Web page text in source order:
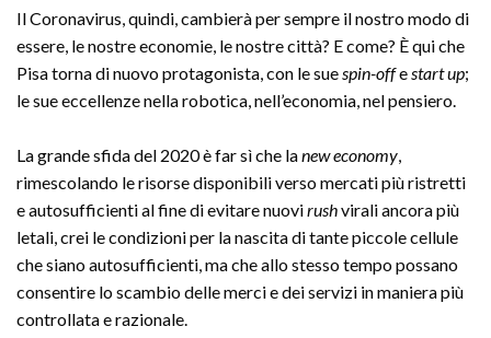
Il Coronavirus, quindi, cambierà per sempre il nostro modo di
essere, le nostre economie, le nostre città? E come? È qui che
Pisa torna di nuovo protagonista, con le suespin-offestart up;
le sue eccellenze nella robotica, nell’economia, nel pensiero.
La grande sfida del 2020 è far sì che lanew economy,
rimescolando le risorse disponibili verso mercati più ristretti
e autosufficienti al fine di evitare nuovirushvirali ancora più
letali, crei le condizioni per la nascita di tante piccole cellule
che siano autosufficienti, ma che allo stesso tempo possano
consentire lo scambio delle merci e dei servizi in maniera più
controllata e razionale.